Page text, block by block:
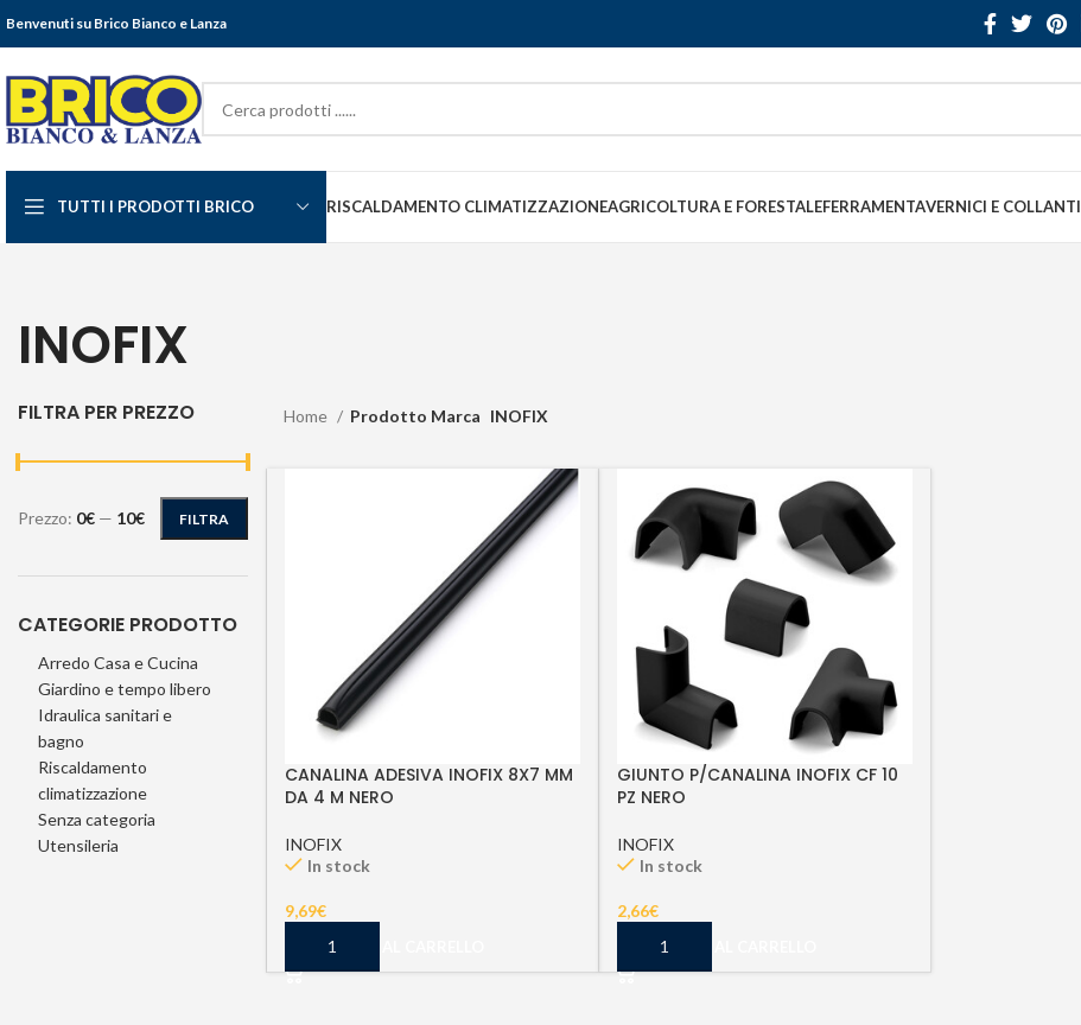
Benvenuti su Brico Bianco e Lanza
TUTTI I PRODOTTI BRICO RISCALDAMENTO CLIMATIZZAZIONEAGRICOLTURA E FORESTALEFERRAMENTAVERNICI E COLLANTI
INOFIX
FILTRA PER PREZZO
FILTRA
Prezzo: 0€ — 10€
CATEGORIE PRODOTTO
Arredo Casa e Cucina
Giardino e tempo libero
Idraulica sanitari e
bagno
Riscaldamento
climatizzazione
Senza categoria
Utensileria
Home Prodotto Marca INOFIX
CANALINA ADESIVA INOFIX 8X7 MM
DA 4 M NERO
INOFIX
In stock
9,69€
AGGIUNGI AL CARRELLO
GIUNTO P/CANALINA INOFIX CF 10
PZ NERO
INOFIX
In stock
2,66€
AGGIUNGI AL CARRELLO